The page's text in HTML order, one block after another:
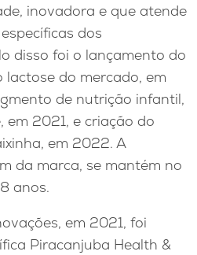
inovadora e que atende
dos
disso foi o lançamento do
lactose do mercado, em
de nutrição infantil,
em 2021, e criação do
em 2022. A
da marca, se mantém no
anos.
em 2021, foi
Piracanjuba Health &